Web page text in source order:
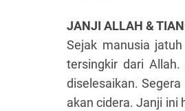
dari
Kebenaran
JANJI ALLAH &
Sejak manusia
tersingkir dari
diselesaikan.
akan cidera. Janji ini